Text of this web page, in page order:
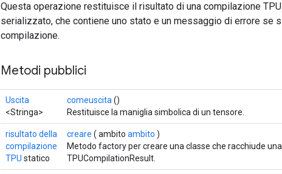
Questa operazione restituisce il risultato di una compilazione
serializzato, che contiene uno stato e un messaggio di errore se
compilazione.
Metodi pubblici
Uscita
<Stringa>
comeuscita ()
Restituisce la maniglia simbolica di un tensore.
risultato della
compilazione
TPU statico
creare ( ambito ambito )
Metodo factory per creare una classe che racchiude
TPUCompilationResult.